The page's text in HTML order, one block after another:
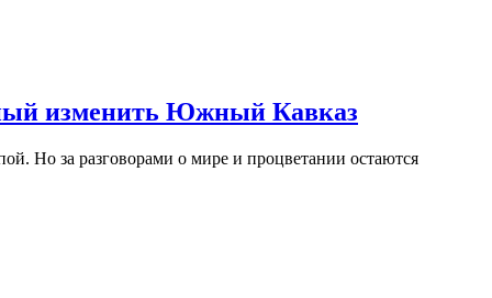
изменить Южный Кавказ
Но за разговорами о мире и процветании остаются